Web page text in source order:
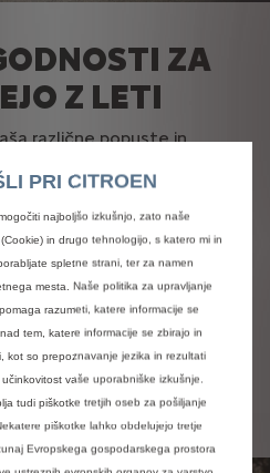
ZA
Z LETI
različne popuste in
upravičeni do popustov pri
lahko prihranite kardo
dele
in
popustov
PRI CITROEN
najboljšo izkušnjo, zato naše
in drugo tehnologijo, s katero mi in
spletne strani, ter za namen
mesta. Naše politika za upravljanje
razumeti, katere informacije se
tem, katere informacije se zbirajo in
kot so prepoznavanje jezika in rezultati
vaše uporabniške izkušnje.
tudi piškotke tretjih oseb za pošiljanje
piškotke lahko obdelujejo tretje
Evropskega gospodarskega prostora